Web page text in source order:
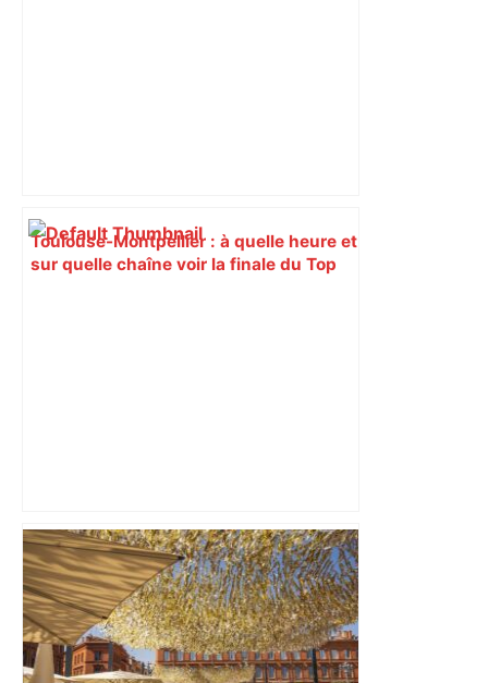
Toulouse-Montpellier : à quelle heure et
sur quelle chaîne voir la finale du Top
Vous pensiez que c’était comme une
voiture ? La vérité sur les avions qui
reculent – ici.fr